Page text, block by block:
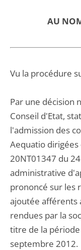
AU
Vu la procédure
Par une décision
Conseil d'Etat,
l'admission des
Aequatio
20NT01347 du
administrative
prononcé sur les
ajoutée afférents
rendues par la
titre de la
septembre 2012.